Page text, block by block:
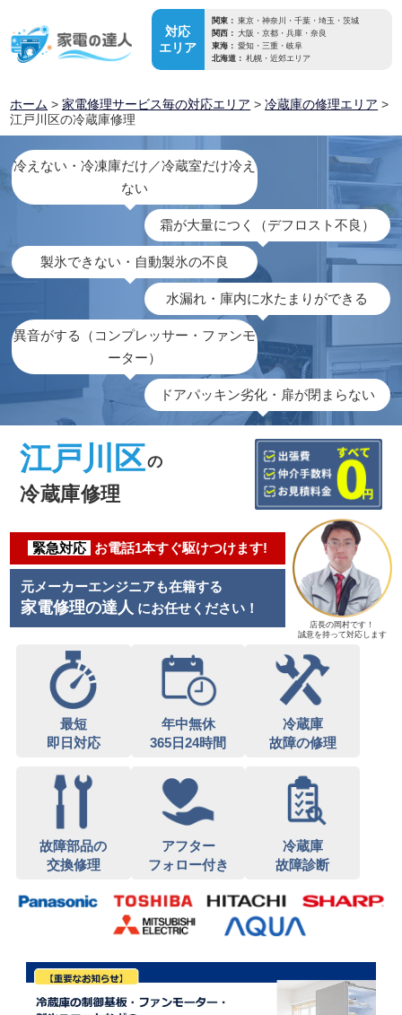
対応
エリア
関東： 東京・神奈川・千葉・埼玉・茨城
関西： 大阪・京都・兵庫・奈良
東海： 愛知・三重・岐阜
北海道： 札幌・近郊エリア
ホーム >家電修理サービス毎の対応エリア >冷蔵庫の修理エリア >
江戸川区の冷蔵庫修理
冷えない・冷凍庫だけ／冷蔵室だけ冷え
ない
霜が大量につく（デフロスト不良）
製氷できない・自動製氷の不良
水漏れ・庫内に水たまりができる
異音がする（コンプレッサー・ファンモ
ーター）
ドアパッキン劣化・扉が閉まらない
江戸川区の
冷蔵庫修理
緊急対応 お電話1本すぐ駆けつけます!
元メーカーエンジニアも在籍する
家電修理の達人 にお任せください！
店長の岡村です！
誠意を持って対応します
最短
即日対応
年中無休
365日24時間
冷蔵庫
故障の修理
故障部品の
交換修理
アフター
フォロー付き
冷蔵庫
故障診断